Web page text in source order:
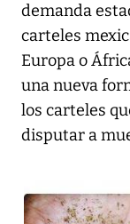
demanda
carteles
Europa o
una nueva
los carteles
disputar a